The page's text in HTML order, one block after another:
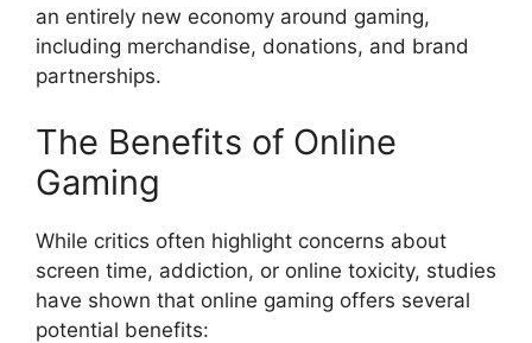
an entirely new economy around gaming,
including merchandise, donations, and brand
partnerships.
The Benefits of Online
Gaming
While critics often highlight concerns about
screen time, addiction, or online toxicity, studies
have shown that online gaming offers several
potential benefits: